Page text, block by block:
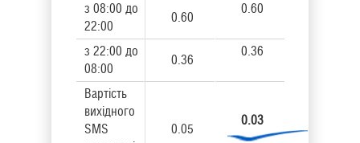
з 08:00 до
22:00
0.60
0.60
з 22:00 до
08:00
0.36
0.36
Вартість
вихідного
SMS
0.05
0.03